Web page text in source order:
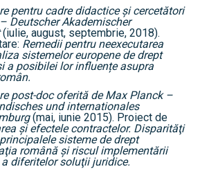
pentru cadre didactice și cercetători
Deutscher Akademischer
(iulie, august, septembrie, 2018).
Remedii pentru neexecutarea
sistemelor europene de drept
a posibilei lor influențe asupra
post-doc oferită de Max Planck –
und internationales
(mai, iunie 2015). Proiect de
şi efectele contractelor. Disparităţi
sisteme de drept
română şi riscul implementării
diferitelor soluţii juridice.